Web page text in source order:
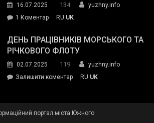
команда
укриття
16.07.2025 134
yuzhny.info
1 Коментардо
Південного
зустрілася
представниками
молодіжної
обговорювали
RU UK
ДЕНЬ ПРАЦІВНИКІВ МОРСЬКОГО ТА
РІЧКОВОГО ФЛОТУ
02.07.2025 119
yuzhny.info
Залишити коментарon
RU UK
портал міста Южного